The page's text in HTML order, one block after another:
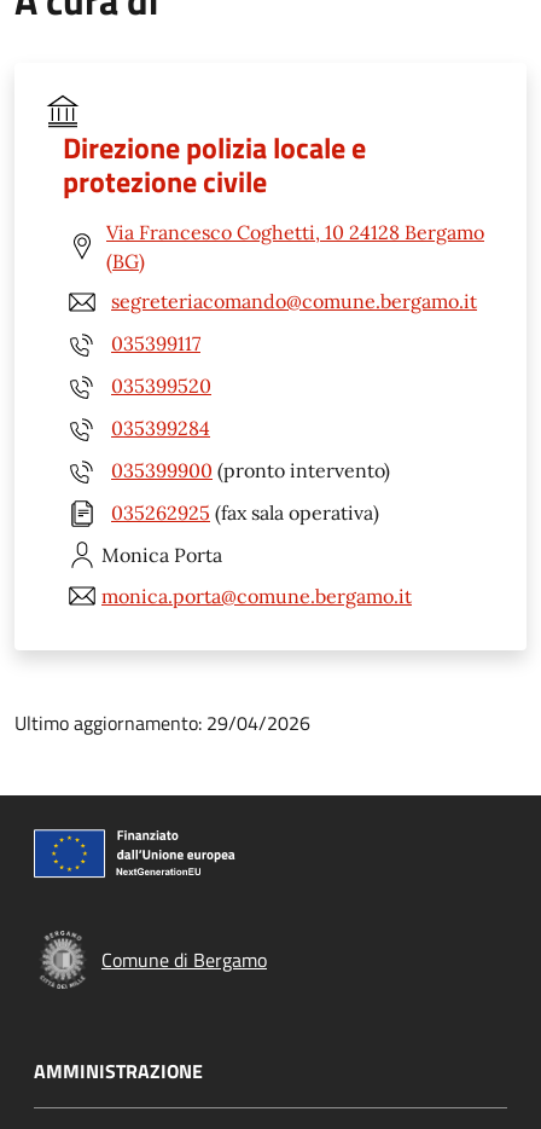
Direzione polizia locale e
protezione civile
Via Francesco Coghetti, 10 24128 Bergamo
(BG)
segreteriacomando@comune.bergamo.it
035399117
035399520
035399284
035399900 (pronto intervento)
035262925 (fax sala operativa)
Monica Porta
monica.porta@comune.bergamo.it
Ultimo aggiornamento: 29/04/2026
Comune di Bergamo
AMMINISTRAZIONE